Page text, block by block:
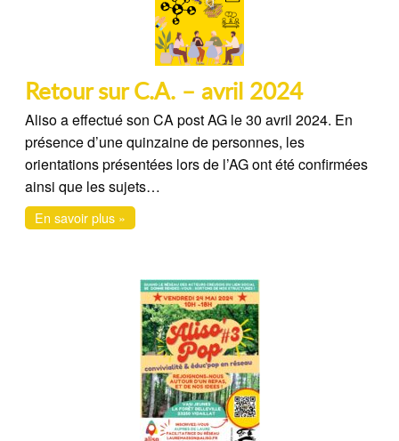
Retour sur C.A. – avril 2024
Aliso a effectué son CA post AG le 30 avril 2024. En
présence d’une quinzaine de personnes, les
orientations présentées lors de l’AG ont été confirmées
ainsi que les sujets…
En savoir plus »